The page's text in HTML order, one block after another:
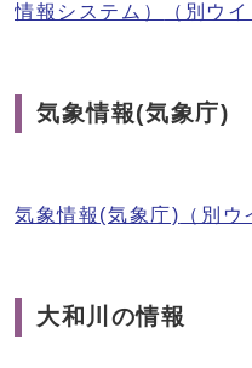
情報システム）
（別ウ
気象情報(気象庁)
気象情報(気象庁) （別
大和川の情報